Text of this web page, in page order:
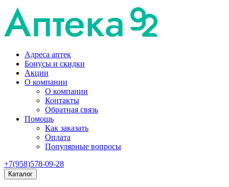
Адреса аптек
Бонусы и скидки
Акции
О компании
О компании
Контакты
Обратная связь
Помощь
Как заказать
Оплата
Популярные вопросы
+7(958)578-09-28
Каталог